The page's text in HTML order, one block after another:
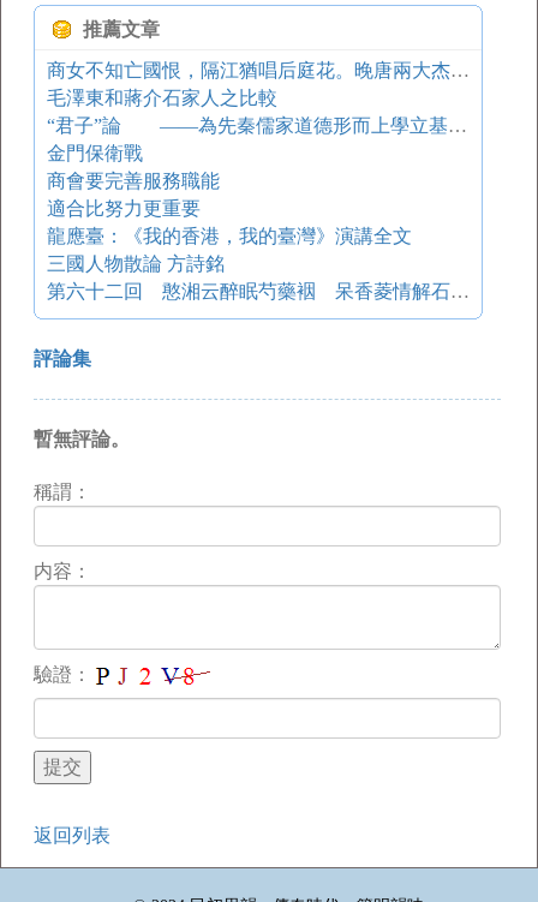
推薦文章
商女不知亡國恨，隔江猶唱后庭花。晚唐兩大杰出詩人之一
毛澤東和蔣介石家人之比較
“君子”論 ——為先秦儒家道德形而上學立基的人文主體
金門保衛戰
商會要完善服務職能
適合比努力更重要
龍應臺：《我的香港，我的臺灣》演講全文
三國人物散論 方詩銘
第六十二回 憨湘云醉眠芍藥裀 呆香菱情解石榴裙
評論集
暫無評論。
稱謂：
内容：
驗證：
返回列表